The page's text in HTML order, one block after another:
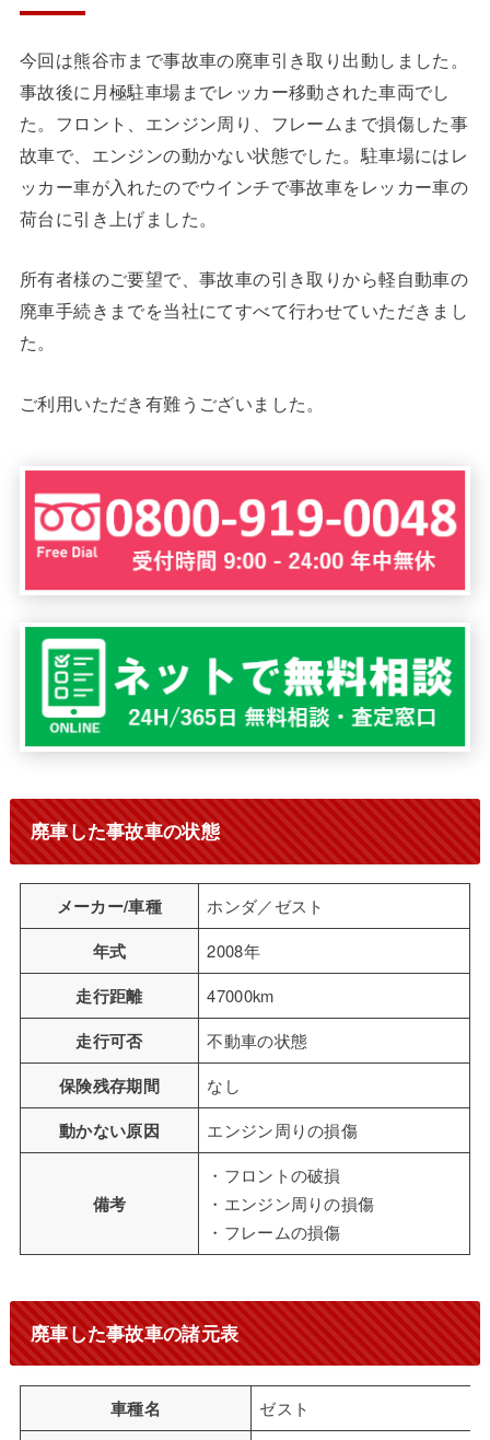
今回は熊谷市まで事故車の廃車引き取り出動しました。
事故後に月極駐車場までレッカー移動された車両でし
た。フロント、エンジン周り、フレームまで損傷した事
故車で、エンジンの動かない状態でした。駐車場にはレ
ッカー車が入れたのでウインチで事故車をレッカー車の
荷台に引き上げました。
所有者様のご要望で、事故車の引き取りから軽自動車の
廃車手続きまでを当社にてすべて行わせていただきまし
た。
ご利用いただき有難うございました。
廃車した事故車の状態
メーカー/車種 ホンダ／ゼスト
年式 2008年
走行距離 47000km
走行可否 不動車の状態
保険残存期間 なし
動かない原因 エンジン周りの損傷
備考
・フロントの破損
・エンジン周りの損傷
・フレームの損傷
廃車した事故車の諸元表
車種名 ゼスト